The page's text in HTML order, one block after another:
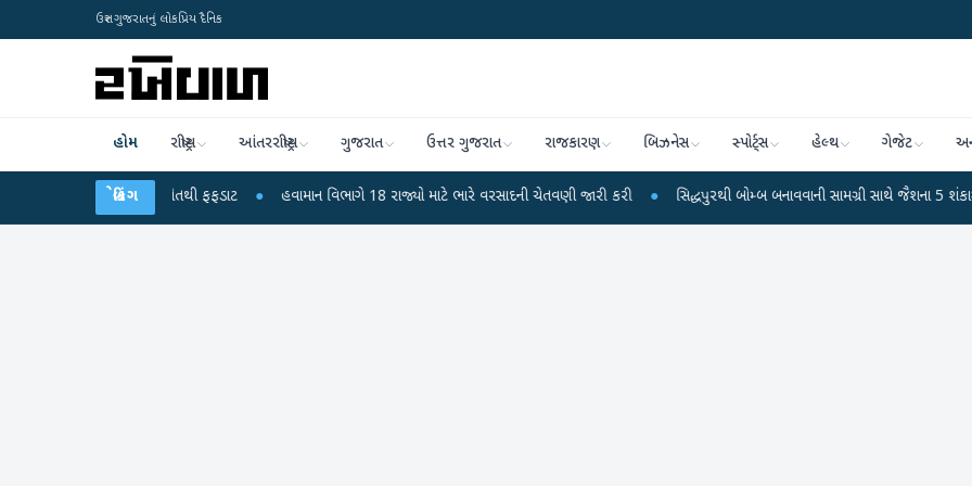
ઉત્તર ગુજરાતનું લોકપ્રિય દૈનિક
હોમ રાષ્ટ્રીય આંતરરાષ્ટ્રીય ગુજરાત ઉત્તર ગુજરાત રાજકારણ બિઝનેસ સ્પોર્ટ્સ હેલ્થ ગેજેટ
બ્રેકિંગ
બાળકોના મોતથી ફફડાટ ● હવામાન વિભાગે 18 રાજ્યો માટે ભારે વરસાદની ચેતવણી જારી કરી ● સિદ્ધપુરથી બોમ્બ બનાવવાની સામગ્રી સાથે જૈશના 5 શંકાસ્પદ આતંકી